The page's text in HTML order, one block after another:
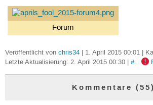
Forum
Veröffentlicht von chris34| 1. April 2015 00:01 |
Letzte Aktualisierung: 2. April 2015 00:30 | #
Kommentare (55)